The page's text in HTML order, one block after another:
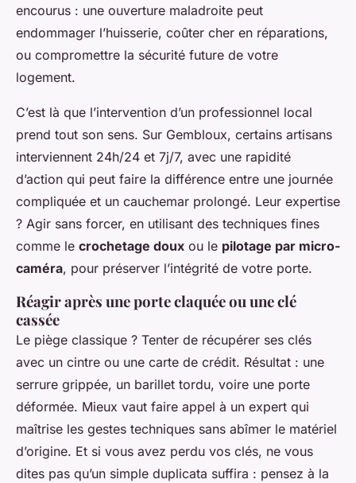
encourus : une ouverture maladroite peut
endommager l’huisserie, coûter cher en réparations,
ou compromettre la sécurité future de votre
logement.
C’est là que l’intervention d’un professionnel local
prend tout son sens. Sur Gembloux, certains artisans
interviennent 24h/24 et 7j/7, avec une rapidité
d’action qui peut faire la différence entre une journée
compliquée et un cauchemar prolongé. Leur expertise
? Agir sans forcer, en utilisant des techniques fines
comme le crochetage doux ou le pilotage par micro-
caméra, pour préserver l’intégrité de votre porte.
Réagir après une porte claquée ou une clé
cassée
Le piège classique ? Tenter de récupérer ses clés
avec un cintre ou une carte de crédit. Résultat : une
serrure grippée, un barillet tordu, voire une porte
déformée. Mieux vaut faire appel à un expert qui
maîtrise les gestes techniques sans abîmer le matériel
d’origine. Et si vous avez perdu vos clés, ne vous
dites pas qu’un simple duplicata suffira : pensez à la